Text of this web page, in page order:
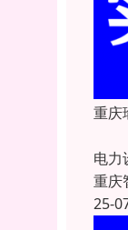
重庆
电力
重庆
25-